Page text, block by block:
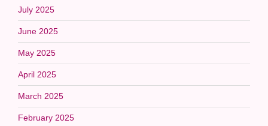
July 2025
June 2025
May 2025
April 2025
March 2025
February 2025